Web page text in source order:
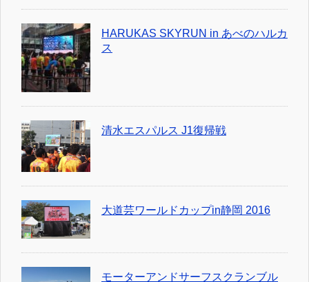
HARUKAS SKYRUN in あべのハルカ
ス
清水エスパルス J1復帰戦
大道芸ワールドカップin静岡 2016
モーターアンドサーフスクランブル